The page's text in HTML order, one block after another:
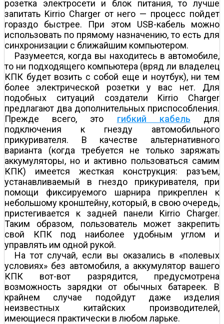
розетка электросети и блок питания, то лучше
запитать Kirrio Charger от него — процесс пойдет
гораздо быстрее. При этом USB-кабель можно
использовать по прямому назначению, то есть для
синхронизации с ближайшим компьютером.
Разумеется, когда вы находитесь в автомобиле,
то ни подходящего компьютера (вряд ли владелец
КПК будет возить с собой еще и ноутбук), ни тем
более электрической розетки у вас нет. Для
подобных ситуаций создатели Kirrio Charger
предлагают два дополнительных приспособления.
Прежде всего, это гибкий кабель для
подключения к гнезду автомобильного
прикуривателя. В качестве альтернативного
варианта (когда требуется не только заряжать
аккумуляторы, но и активно пользоваться самим
КПК) имеется жесткая конструкция: разъем,
устанавливаемый в гнездо прикуривателя, при
помощи фиксируемого шарнира прикреплен к
небольшому кронштейну, который, в свою очередь,
пристегивается к задней панели Kirrio Charger.
Таким образом, пользователь может закрепить
свой КПК под наиболее удобным углом и
управлять им одной рукой.
На тот случай, если вы оказались в «полевых
условиях» без автомобиля, а аккумулятор вашего
КПК вот-вот разрядится, предусмотрена
возможность зарядки от обычных батареек. В
крайнем случае подойдут даже изделия
неизвестных китайских производителей,
имеющиеся практически в любом ларьке.